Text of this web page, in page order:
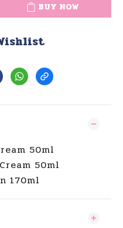
BUY NOW
50ml
50ml
170ml